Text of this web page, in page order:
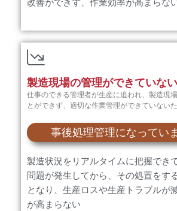
製造現場の管理ができていない
仕事のできる管理者が生産に追われ、製造現
とができず、適切な作業管理ができていない
事後処理管理になってい
製造状況をリアルタイムに把握でき
問題が発生してから、その処置をす
となり、生産ロスや生産トラブルが
が高まらない